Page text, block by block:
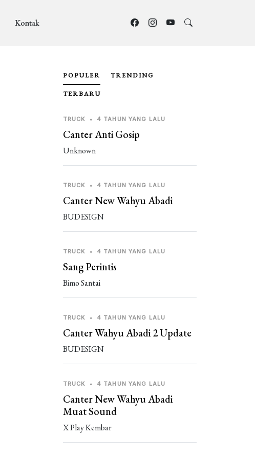
Kontak
POPULER TRENDING
TERBARU
TRUCK • 4 TAHUN YANG LALU
Canter Anti Gosip
Unknown
TRUCK • 4 TAHUN YANG LALU
Canter New Wahyu Abadi
BUDESIGN
TRUCK • 4 TAHUN YANG LALU
Sang Perintis
Bimo Santai
TRUCK • 4 TAHUN YANG LALU
Canter Wahyu Abadi 2 Update
BUDESIGN
TRUCK • 4 TAHUN YANG LALU
Canter New Wahyu Abadi
Muat Sound
X Play Kembar